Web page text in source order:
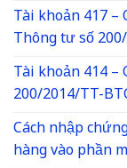
Tài khoản 417
Thông tư số
Tài khoản 414
200/2014/TT-
Cách nhập
hàng vào phần